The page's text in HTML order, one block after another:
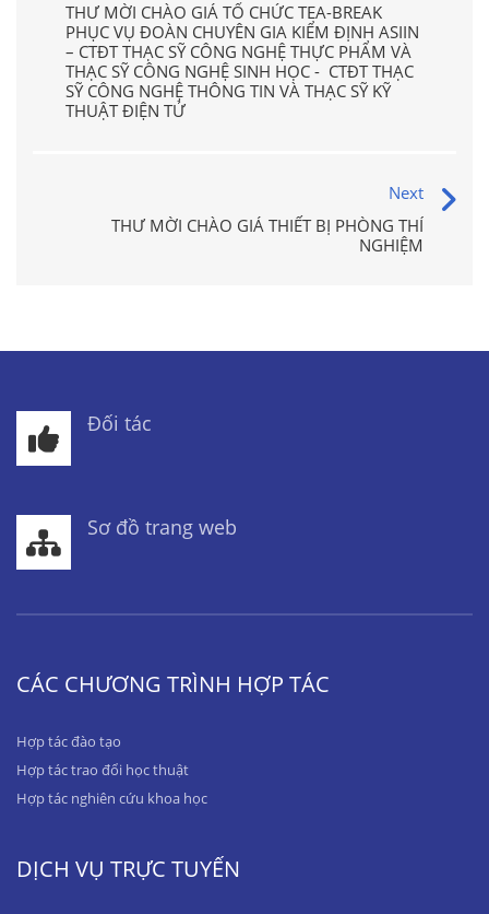
THƯ MỜI CHÀO GIÁ TỔ CHỨC TEA-BREAK
PHỤC VỤ ĐOÀN CHUYÊN GIA KIỂM ĐỊNH ASIIN
– CTĐT THẠC SỸ CÔNG NGHỆ THỰC PHẨM VÀ
THẠC SỸ CÔNG NGHỆ SINH HỌC - CTĐT THẠC
SỸ CÔNG NGHỆ THÔNG TIN VÀ THẠC SỸ KỸ
THUẬT ĐIỆN TỬ
Next
THƯ MỜI CHÀO GIÁ THIẾT BỊ PHÒNG THÍ
NGHIỆM
Đối tác
Sơ đồ trang web
CÁC CHƯƠNG TRÌNH HỢP TÁC
Hợp tác đào tạo
Hợp tác trao đổi học thuật
Hợp tác nghiên cứu khoa học
DỊCH VỤ TRỰC TUYẾN